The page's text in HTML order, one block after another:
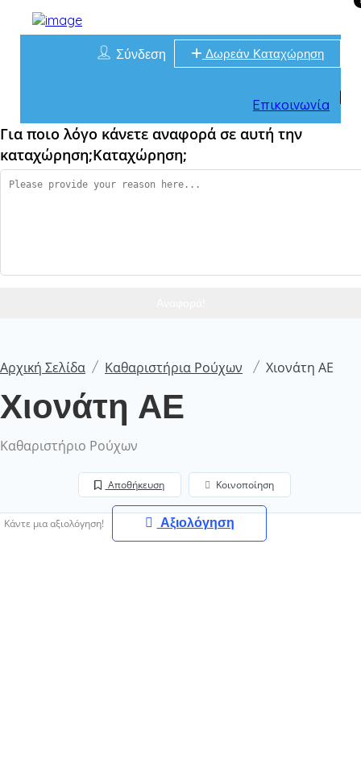
Σύνδεση Δωρεάν Καταχώρηση
Επικοινωνία
Για ποιο λόγο κάνετε αναφορά σε αυτή την
καταχώρηση;Καταχώρηση;
Αρχική Σελίδα Καθαριστήρια Ρούχων Χιονάτη ΑΕ
Χιονάτη ΑΕ
Καθαριστήριο Ρούχων
Αποθήκευση Κοινοποίηση
Κάντε μια αξιολόγηση! Αξιολόγηση